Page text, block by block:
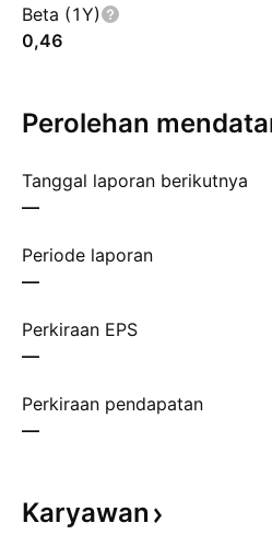
Beta (1Y)
0,46
Perolehan
Tanggal laporan berikutnya
—
Periode laporan
—
Perkiraan EPS
—
Perkiraan pendapatan
—
Karyawan